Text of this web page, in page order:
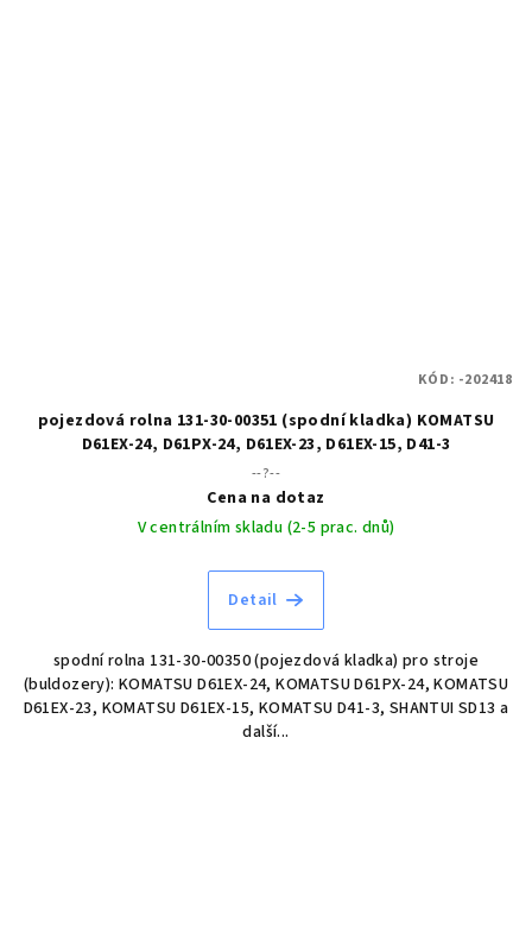
pojezdová rolna 131-30-00351 (spodní kladka) KOMATSU
D61EX-24, D61PX-24, D61EX-23, D61EX-15, D41-3
--?--
Cena na dotaz
V centrálním skladu (2-5 prac. dnů)
Detail
spodní rolna 131-30-00350 (pojezdová kladka) pro stroje
(buldozery): KOMATSU D61EX-24, KOMATSU D61PX-24, KOMATSU
D61EX-23, KOMATSU D61EX-15, KOMATSU D41-3, SHANTUI SD13 a
další...
KÓD: -202418